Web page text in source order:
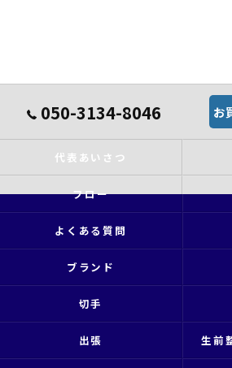
050-3134-8046 お
代表あいさつ
フロー
よくある質問
ブランド
切手
出張 生前